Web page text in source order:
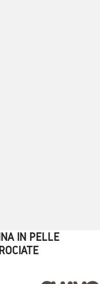
7 8 9
IN PELLE